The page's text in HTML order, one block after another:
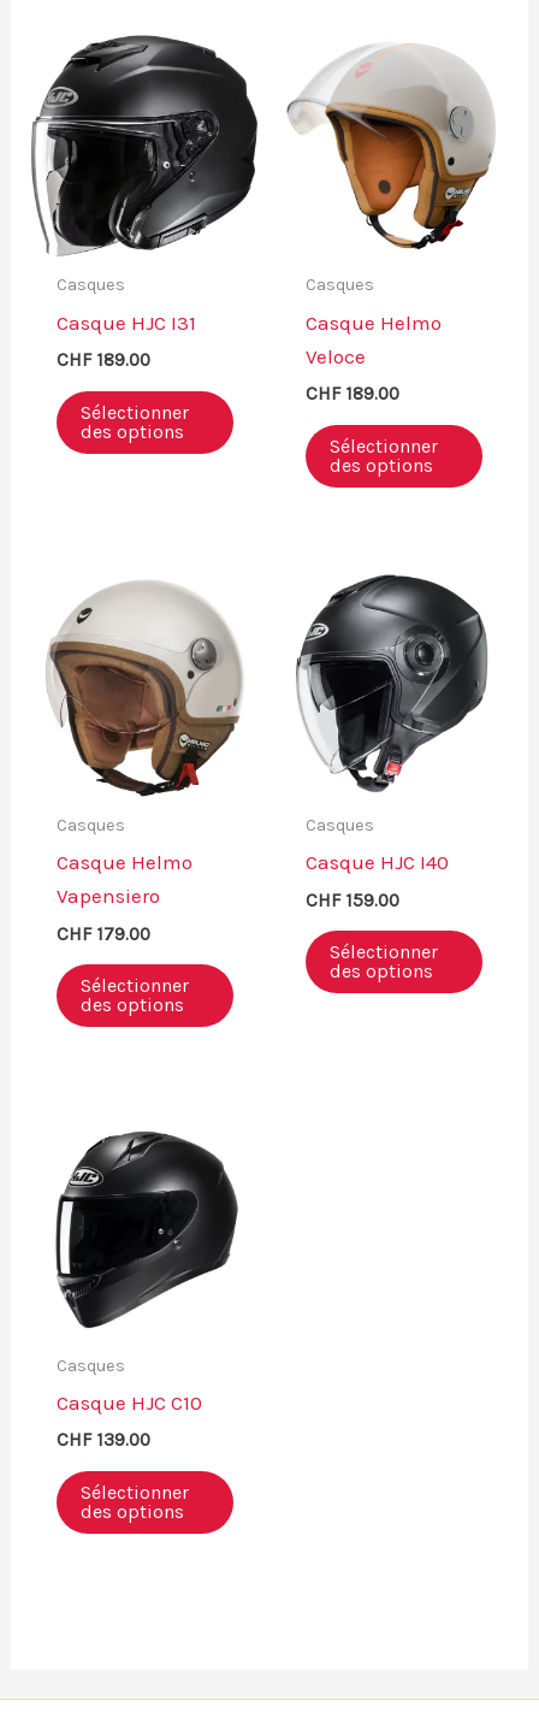
Casques
Casque HJC I31
CHF189.00
Sélectionner
des options
Casques
Casque Helmo
Veloce
CHF189.00
Sélectionner
des options
Casques
Casque Helmo
Vapensiero
CHF179.00
Sélectionner
des options
Casques
Casque HJC I40
CHF159.00
Sélectionner
des options
Casques
Casque HJC C10
CHF139.00
Sélectionner
des options